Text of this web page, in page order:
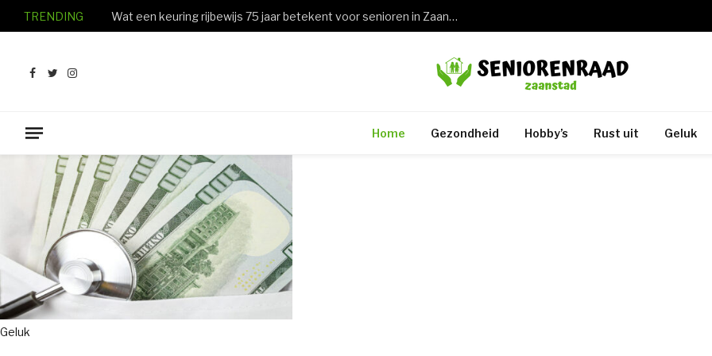
TRENDING Wat een keuring rijbewijs 75 jaar betekent voor senioren in Zaandam en de rest van Zaanstad
Facebook
TwitterInstagram
Home Gezondheid Hobby’s Rust uit Geluk
Geluk